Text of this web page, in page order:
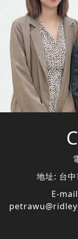
地址: 台
E-